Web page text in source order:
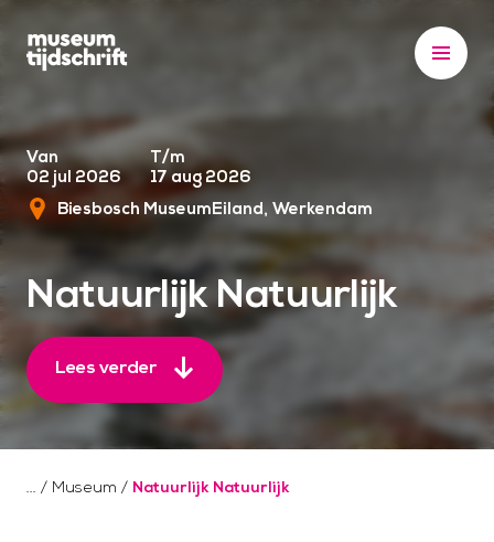
t
o
c
o
n
t
t
Van
02 jul 2026
T/m
17 aug 2026
Biesbosch MuseumEiland Werkendam
Natuurlijk Natuurlijk
Lees verder
/ Museum / Natuurlijk Natuurlijk